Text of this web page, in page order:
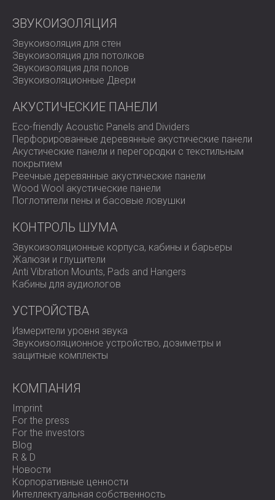
ЗВУКОИЗОЛЯЦИЯ
Звукоизоляция для стен
Звукоизоляция для потолков
Звукоизоляция для полов
Звукоизоляционные Двери
АКУСТИЧЕСКИЕ ПАНЕЛИ
Eco-friendly Acoustic Panels and Dividers
Перфорированные деревянные акустические панели
Акустические панели и перегородки с текстильным
покрытием
Реечные деревянные акустические панели
Wood Wool акустические панели
Поглотители пены и басовые ловушки
КОНТРОЛЬ ШУМА
Звукоизоляционные корпуса, кабины и барьеры
Жалюзи и глушители
Anti Vibration Mounts, Pads and Hangers
Кабины для аудиологов
УСТРОЙСТВА
Измерители уровня звука
Звукоизоляционное устройство, дозиметры и
защитные комплекты
КОМПАНИЯ
Imprint
For the press
For the investors
Blog
R & D
Новости
Корпоративные ценности
Интеллектуальная собственность